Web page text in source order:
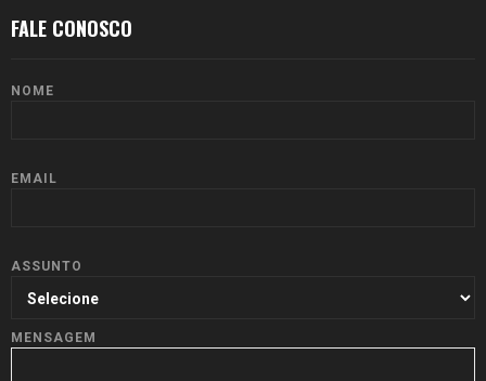
FALE CONOSCO
NOME
EMAIL
ASSUNTO
MENSAGEM